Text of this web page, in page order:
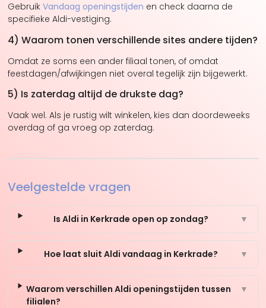
GebruikVandaag openingstijden en check daarna de
specifieke Aldi-vestiging.
4) Waarom tonen verschillende sites andere tijden?
Omdat ze soms een ander filiaal tonen, of omdat
feestdagen/afwijkingen niet overal tegelijk zijn bijgewerkt.
5) Is zaterdag altijd de drukste dag?
Vaak wel. Als je rustig wilt winkelen, kies dan doordeweeks
overdag of ga vroeg op zaterdag.
Veelgestelde vragen
Is Aldi in Kerkrade open op zondag? ▼
Hoe laat sluit Aldi vandaag in Kerkrade? ▼
Waarom verschillen Aldi openingstijden tussen
filialen?
▼